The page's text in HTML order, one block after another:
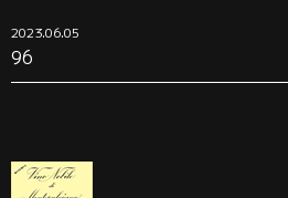
2023.06.05
96